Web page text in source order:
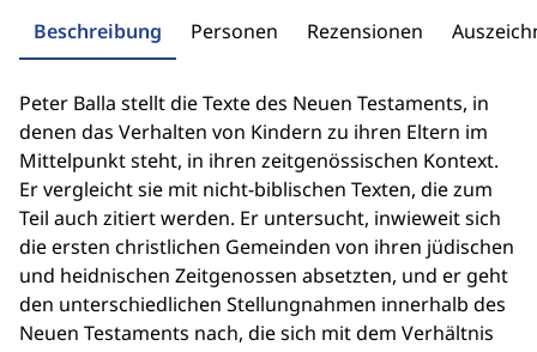
Beschreibung Personen Rezensionen
Peter Balla stellt die Texte des Neuen Testaments, in
denen das Verhalten von Kindern zu ihren Eltern im
Mittelpunkt steht, in ihren zeitgenössischen Kontext.
Er vergleicht sie mit nicht-biblischen Texten, die zum
Teil auch zitiert werden. Er untersucht, inwieweit sich
die ersten christlichen Gemeinden von ihren jüdischen
und heidnischen Zeitgenossen absetzten, und er geht
den unterschiedlichen Stellungnahmen innerhalb des
Neuen Testaments nach, die sich mit dem Verhältnis